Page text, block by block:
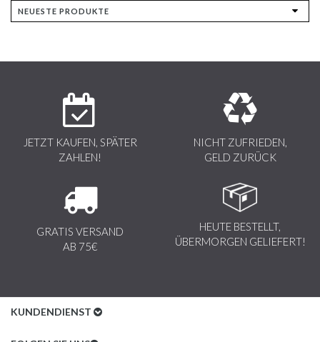
JETZT KAUFEN, SPÄTER
ZAHLEN!
NICHT ZUFRIEDEN,
GELD ZURÜCK
GRATIS VERSAND
AB 75€
HEUTE BESTELLT,
ÜBERMORGEN GELIEFERT!
KUNDENDIENST
Kundenservice